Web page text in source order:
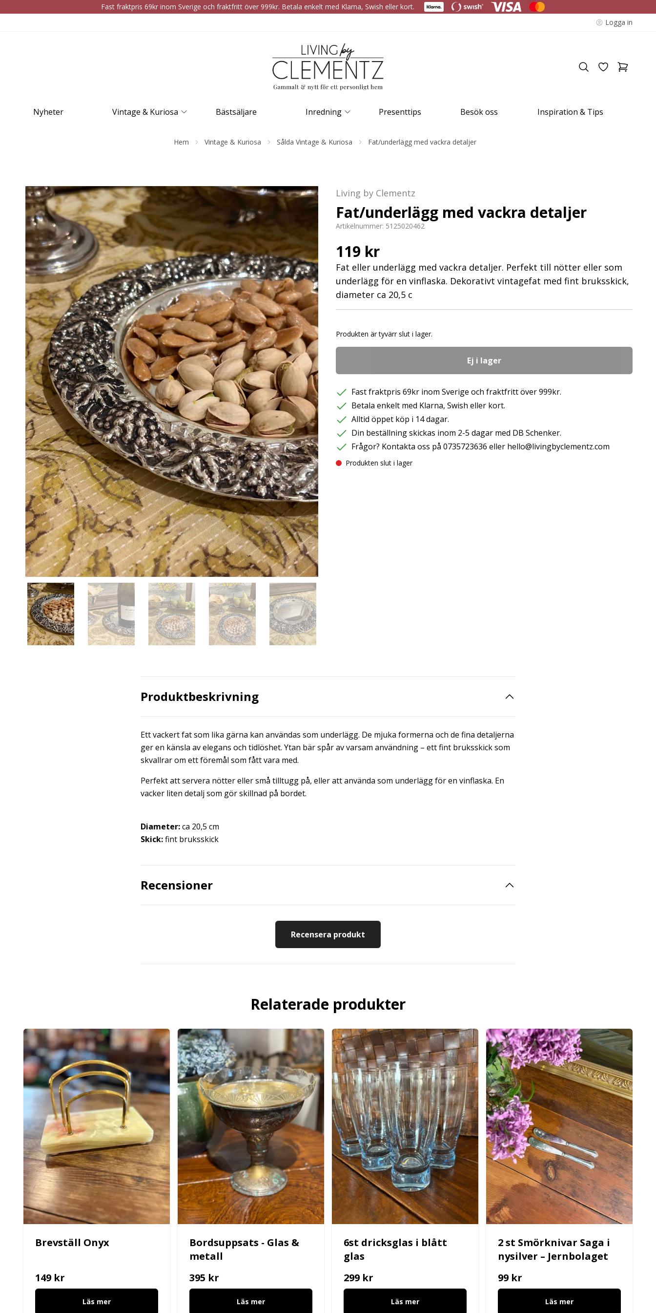
Fast fraktpris 69kr inom Sverige och fraktfritt över 999kr. Betala enkelt med Klarna, Swish eller kort.
Logga in
Nyheter Vintage & Kuriosa Bästsäljare Inredning Presenttips Besök oss Inspiration & Tips
Hem Vintage & Kuriosa Sålda Vintage & Kuriosa Fat/underlägg med vackra detaljer
Living by Clementz
Fat/underlägg med vackra detaljer
Artikelnummer: 5125020462
119 kr
Fat eller underlägg med vackra detaljer. Perfekt till nötter eller som
underlägg för en vinflaska. Dekorativt vintagefat med fint bruksskick,
diameter ca 20,5 c
Produkten är tyvärr slut i lager.
Ej i lager
Fast fraktpris 69kr inom Sverige och fraktfritt över 999kr.
Betala enkelt med Klarna, Swish eller kort.
Alltid öppet köp i 14 dagar.
Din beställning skickas inom 2-5 dagar med DB Schenker.
Frågor? Kontakta oss på 0735723636 eller hello@livingbyclementz.com
Produkten slut i lager
Produktbeskrivning
Ett vackert fat som lika gärna kan användas som underlägg. De mjuka formerna och de fina detaljerna
ger en känsla av elegans och tidlöshet. Ytan bär spår av varsam användning – ett fint bruksskick som
skvallrar om ett föremål som fått vara med.
Perfekt att servera nötter eller små tilltugg på, eller att använda som underlägg för en vinflaska. En
vacker liten detalj som gör skillnad på bordet.
Diameter:ca 20,5 cm
Skick:fint bruksskick
Recensioner
Recensera produkt
Relaterade produkter
Brevställ Onyx
149 kr
Läs mer
Bordsuppsats - Glas &
metall
395 kr
Läs mer
6st dricksglas i blått
glas
299 kr
Läs mer
2 st Smörknivar Saga i
nysilver – Jernbolaget
99 kr
Läs mer